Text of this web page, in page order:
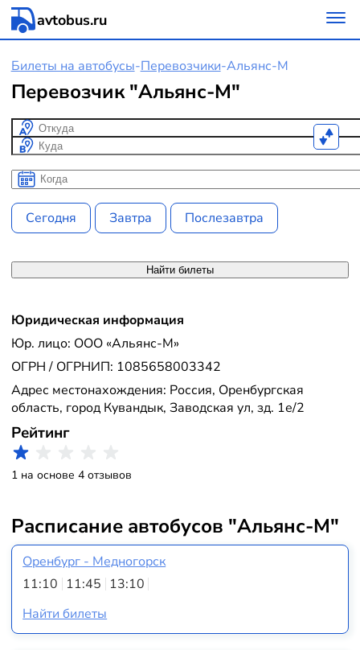
avtobus.ru
Билеты на автобусы-Перевозчики-Альянс-М
Перевозчик "Альянс-М"
Откуда
Куда
Когда
Когда
Сегодня Завтра Послезавтра
Найти билеты
Юридическая информация
Юр. лицо: ООО «Альянс-М»
ОГРН / ОГРНИП: 1085658003342
Адрес местонахождения: Россия, Оренбургская
область, город Кувандык, Заводская ул, зд. 1е/2
Рейтинг
1 на основе 4 отзывов
Расписание автобусов "Альянс-М"
Оренбург - Медногорск
11:10 11:45 13:10
Найти билеты